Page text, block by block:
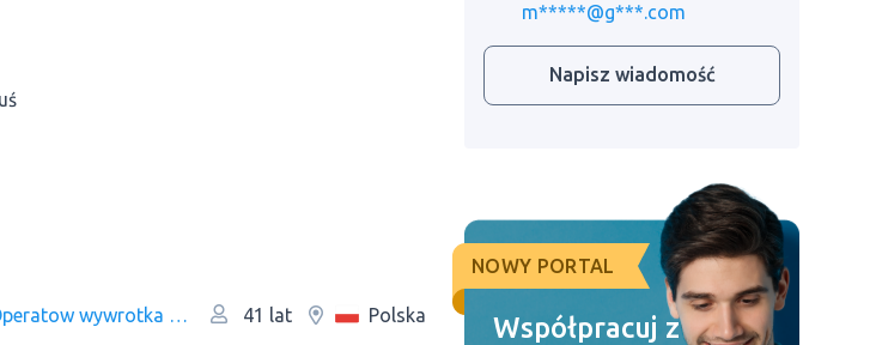
41 lat Polska
m*****@g***.com
Napisz wiadomość
NOWY PORTAL
Współpracuj z